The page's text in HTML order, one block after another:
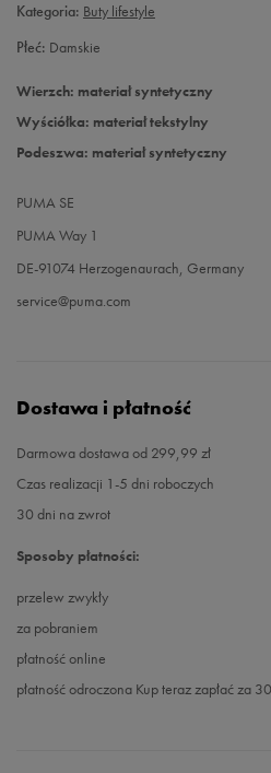
Kategoria: Buty lifestyle
Płeć: Damskie
Wierzch: materiał syntetyczny
Wyściółka: materiał tekstylny
Podeszwa: materiał syntetyczny
PUMA SE
PUMA Way 1
DE-91074 Herzogenaurach, Germany
service@puma.com
Dostawa i płatność
Darmowa dostawa od 299,99 zł
Czas realizacji 1-5 dni roboczych
30 dni na zwrot
Sposoby płatności:
przelew zwykły
za pobraniem
płatność online
płatność odroczona Kup teraz zapłać za